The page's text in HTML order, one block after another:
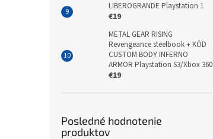
LIBEROGRANDE Playstation 1
€19
METAL GEAR RISING
Revengeance steelbook + KÓD
CUSTOM BODY INFERNO
ARMOR Playstation S3/Xbox 360
€19
Posledné hodnotenie
produktov